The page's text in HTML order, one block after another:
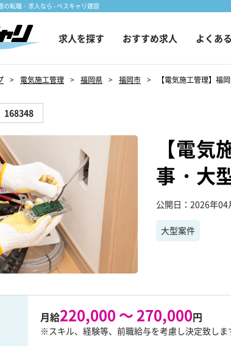
の転職・求人なら - ベスキャリ建設
求人を探す おすすめ求人 よくあ
電気施工管理 福岡県 福岡市 【電気施工管理】福
168348
【電
事・大
公開日 2026年04
大型案件
月給220,000 ～ 270,000円
※スキル、経験等、前職給与を考慮し決定致し